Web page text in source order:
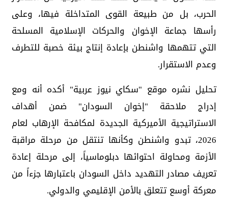
الحرب، بل من طبيعة القوى المتداخلة فيها، وعلى
رأسها جماعة الإخوان والحركات الإسلامية المسلحة
التي تتهمها واشنطن بإعادة إنتاج بيئة خصبة للتطرف
وعدم الاستقرار.
تحليل نشره موقع "سكاي نيوز عربية" أكده أنه ومع
إدراج ملاحقة "إخوان السودان" ضمن أهداف
الاستراتيجية الأميركية الجديدة لمكافحة الإرهاب لعام
2026، تبدو واشنطن وكأنها تنتقل من مرحلة مراقبة
الأزمة ومحاولة احتوائها دبلوماسياً، إلى مرحلة إعادة
تعريف مصادر التهديد داخل السودان باعتبارها جزءاً من
معركة أوسع تتعلق بالأمن الإقليمي والدولي.